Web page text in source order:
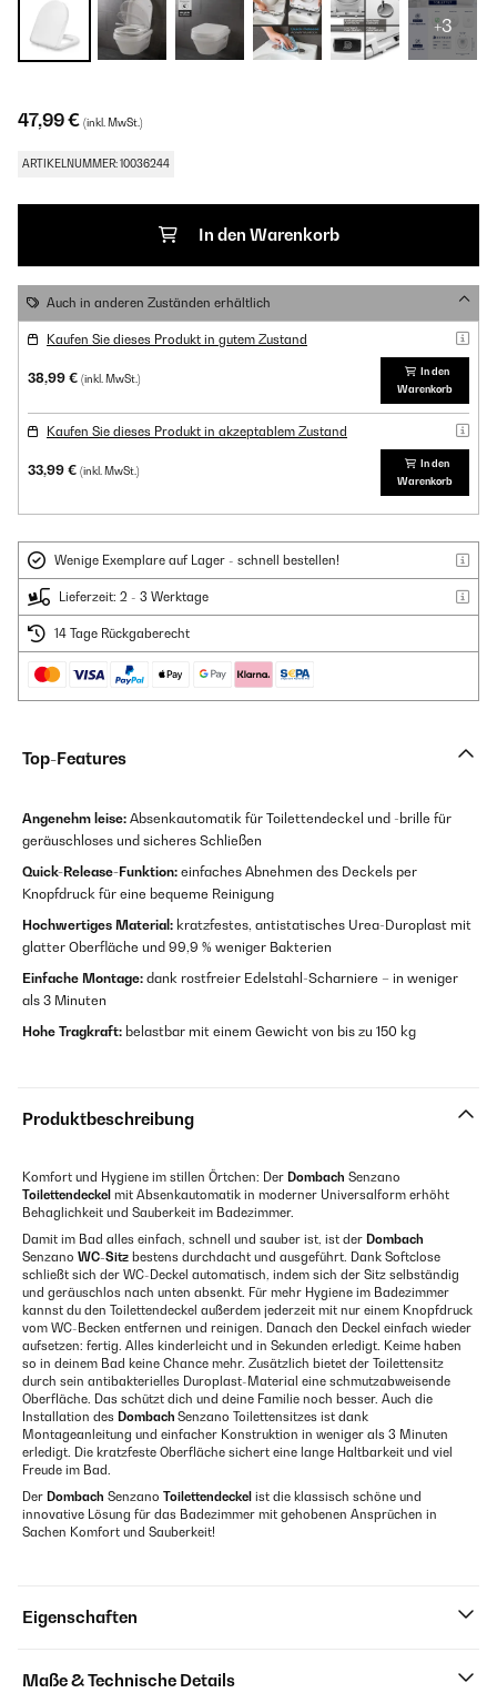
+3
47,99 € (inkl. MwSt.)
ARTIKELNUMMER: 10036244
In den Warenkorb
Auch in anderen Zuständen erhältlich
Kaufen Sie dieses Produkt in gutem Zustand
38,99 € (inkl. MwSt.)
In den
Warenkorb
Kaufen Sie dieses Produkt in akzeptablem Zustand
33,99 € (inkl. MwSt.)
In den
Warenkorb
Wenige Exemplare auf Lager - schnell bestellen!
Lieferzeit: 2 - 3 Werktage
14 Tage Rückgaberecht
Top-Features
Angenehm leise: Absenkautomatik für Toilettendeckel und -brille für
geräuschloses und sicheres Schließen
Quick-Release-Funktion: einfaches Abnehmen des Deckels per
Knopfdruck für eine bequeme Reinigung
Hochwertiges Material: kratzfestes, antistatisches Urea-Duroplast mit
glatter Oberfläche und 99,9 % weniger Bakterien
Einfache Montage: dank rostfreier Edelstahl-Scharniere – in weniger
als 3 Minuten
Hohe Tragkraft: belastbar mit einem Gewicht von bis zu 150 kg
Produktbeschreibung
Komfort und Hygiene im stillen Örtchen: Der Dombach Senzano
Toilettendeckel mit Absenkautomatik in moderner Universalform erhöht
Behaglichkeit und Sauberkeit im Badezimmer.
Damit im Bad alles einfach, schnell und sauber ist, ist der Dombach
Senzano WC-Sitz bestens durchdacht und ausgeführt. Dank Softclose
schließt sich der WC-Deckel automatisch, indem sich der Sitz selbständig
und geräuschlos nach unten absenkt. Für mehr Hygiene im Badezimmer
kannst du den Toilettendeckel außerdem jederzeit mit nur einem Knopfdruck
vom WC-Becken entfernen und reinigen. Danach den Deckel einfach wieder
aufsetzen: fertig. Alles kinderleicht und in Sekunden erledigt. Keime haben
so in deinem Bad keine Chance mehr. Zusätzlich bietet der Toilettensitz
durch sein antibakterielles Duroplast-Material eine schmutzabweisende
Oberfläche. Das schützt dich und deine Familie noch besser. Auch die
Installation des Dombach Senzano Toilettensitzes ist dank
Montageanleitung und einfacher Konstruktion in weniger als 3 Minuten
erledigt. Die kratzfeste Oberfläche sichert eine lange Haltbarkeit und viel
Freude im Bad.
Der Dombach Senzano Toilettendeckel ist die klassisch schöne und
innovative Lösung für das Badezimmer mit gehobenen Ansprüchen in
Sachen Komfort und Sauberkeit!
Eigenschaften
Maße & Technische Details